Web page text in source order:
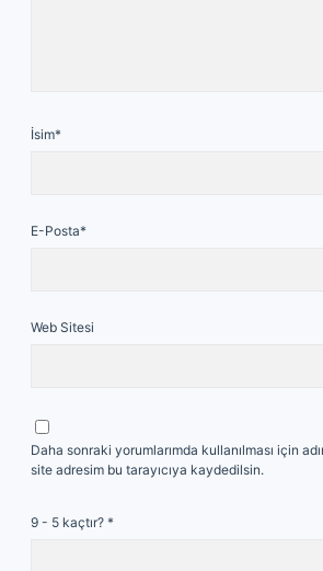
İsim*
E-Posta*
Web Sitesi
Daha sonraki yorumlarımda kullanılması için
site adresim bu tarayıcıya kaydedilsin.
9 - 5 kaçtır? *